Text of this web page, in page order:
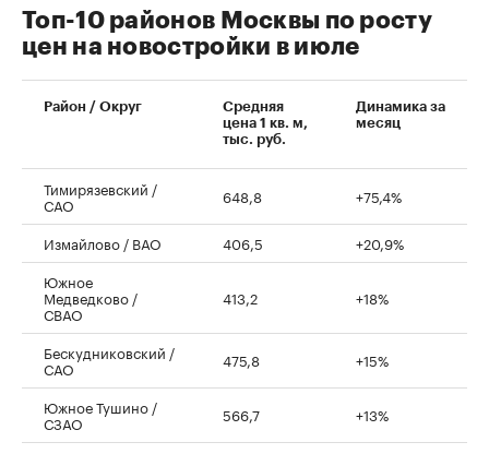
00:00 / 00:00
Топ-10 районов Москвы по росту
цен на новостройки в июле
Район / Округ
Средняя
цена 1 кв. м,
тыс. руб.
Динамика за
месяц
Тимирязевский /
САО 648,8 +75,4%
Измайлово / ВАО 406,5
+20,9%
Южное
Медведково /
СВАО
413,2 +18%
Бескудниковский /
САО 475,8 +15%
Южное Тушино /
СЗАО 566,7 +13%